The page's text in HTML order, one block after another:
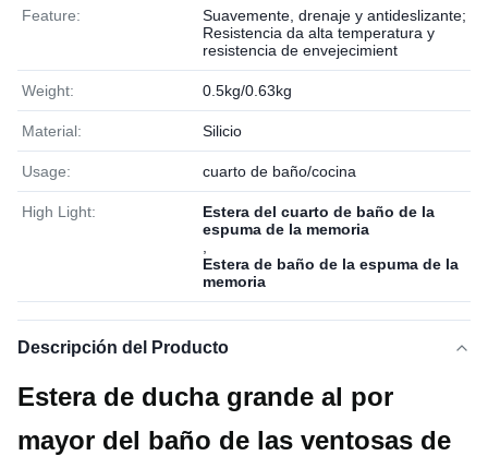
Feature:
Suavemente, drenaje y antideslizante;
Resistencia da alta temperatura y
resistencia de envejecimient
Weight: 0.5kg/0.63kg
Material: Silicio
Usage: cuarto de baño/cocina
High Light:
Estera del cuarto de baño de la
espuma de la memoria
Estera de baño de la espuma de la
memoria
Descripción del Producto
Estera de ducha grande al por
mayor del baño de las ventosas de